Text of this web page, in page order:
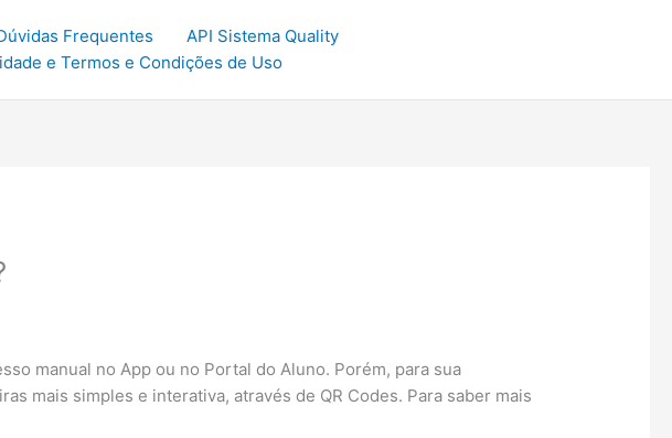
Frequentes
API Sistema Quality
e Termos e Condições de Uso
manual no App ou no Portal do Aluno. Porém, para sua
mais simples e interativa, através de QR Codes. Para saber mais